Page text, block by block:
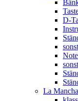
D-
La Mancha